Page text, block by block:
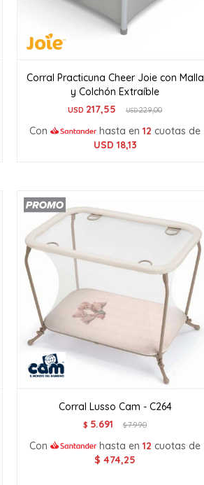
Corral Practicuna Cheer Joie con Malla
y Colchón Extraíble
USD 217,55 USD229,00
Con hasta en12 cuotas de
USD 18,13
Corral Lusso Cam - C264
$ 5.691 $7.990
Con hasta en12 cuotas de
$ 474,25